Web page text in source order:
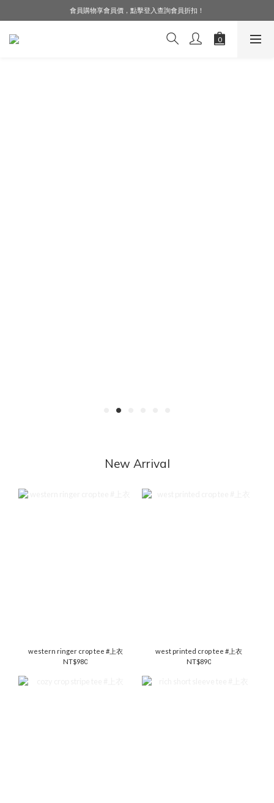
LINE好友募集中，加入就送購物金$50！
會員購物享會員價，點擊登入查詢會員折扣！
LINE好友募集中，加入就送購物金$50！
New Arrival
western ringer crop tee #上衣
NT$980
west printed crop tee #上衣
NT$890